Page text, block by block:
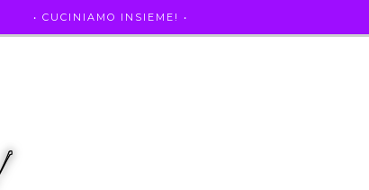
• CUCINIAMO INSIEME! •